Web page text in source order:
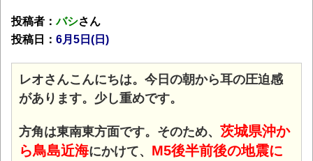
投稿者：バシさん
投稿日： 6月5日(日)
レオさんこんにちは。今日の朝から耳の圧迫感
があります。少し重めです。
方角は東南東方面です。そのため、 茨城県沖か
ら鳥島近海にかけて、 M5後半前後の地震に